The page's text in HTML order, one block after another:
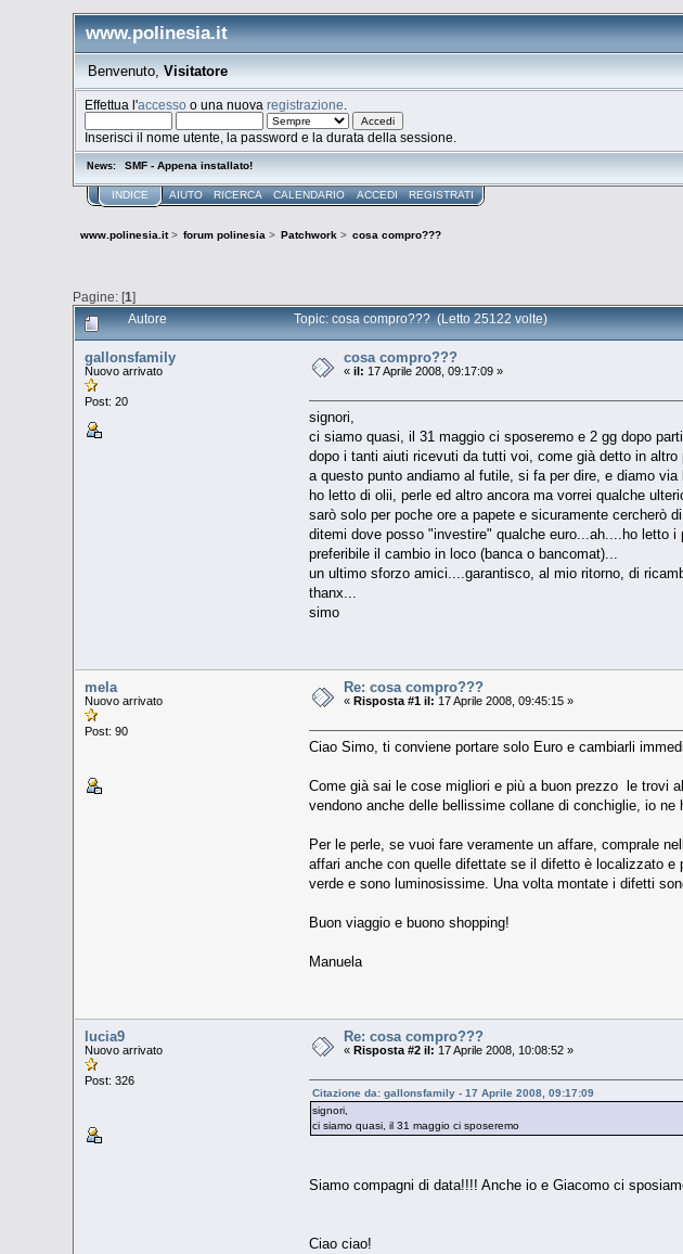
www.polinesia.it
Benvenuto, Visitatore
Effettua l'accesso o una nuovaregistrazione
Inserisci il nome utente, la password e la durata della sessione.
News: SMF - Appena installato!
INDICE AIUTO RICERCA CALENDARIO ACCEDI REGISTRATI
www.polinesia.it> forum polinesia> Patchwork> cosa compro???
Pagine: [1]
Autore Topic: cosa compro??? (Letto 25122 volte)
gallonsfamily
Nuovo arrivato
Post: 20
cosa compro???
«il: 17 Aprile 2008, 09:17:09 »
signori,
ci siamo quasi, il 31 maggio ci sposeremo e 2 gg dopo
dopo i tanti aiuti ricevuti da tutti voi, come già detto in
a questo punto andiamo al futile, si fa per dire, e diamo
ho letto di olii, perle ed altro ancora ma vorrei qualche
sarò solo per poche ore a papete e sicuramente cercherò
ditemi dove posso "investire" qualche euro...ah....ho letto
preferibile il cambio in loco (banca o bancomat)...
un ultimo sforzo amici....garantisco, al mio ritorno, di
thanx...
simo
mela
Nuovo arrivato
Post: 90
Re: cosa compro???
« Risposta #1 il: 17 Aprile 2008, 09:45:15 »
Ciao Simo, ti conviene portare solo Euro e cambiarli
Come già sai le cose migliori e più a buon prezzo le trovi
vendono anche delle bellissime collane di conchiglie, io
Per le perle, se vuoi fare veramente un affare, comprale
affari anche con quelle difettate se il difetto è localizzato e
verde e sono luminosissime. Una volta montate i difetti
Buon viaggio e buono shopping!
Manuela
lucia9
Nuovo arrivato
Post: 326
Re: cosa compro???
« Risposta #2 il: 17 Aprile 2008, 10:08:52 »
Citazione da: gallonsfamily - 17 Aprile 2008, 09:17:09
signori,
ci siamo quasi, il 31 maggio ci sposeremo
Siamo compagni di data!!!! Anche io e Giacomo ci
Ciao ciao!